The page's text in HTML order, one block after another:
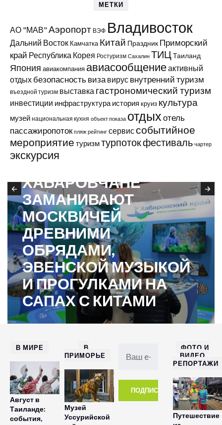
МЕТКИ
АО "МАВ"Аэропорт ВЭФ Владивосток
Дальний Восток Камчатка Китай Праздник Приморский
край Республика Корея Ростуризм Сахалин ТИЦТаиланд
Япония авиакомпания авиасообщениеактивный
отдых безопасность виза вирус внутренний туризм
въездной туризм выставка гастрономический туризм
инвестиции инфраструктура история круиз культура
музей национальная кухня объект показа отдыхотель
пассажиропоток пляж рейтинг сервис событийное
мероприятие туризмтурпотокфестиваль чартер
экскурсия
ОТ ПАРТНЕРОВ
ХАБАРОВЧАНЕ
ЗАМАНИВАЮТ
МОСКВИЧЕЙ
ДРЕВНИМИ
ОБРЯДАМИ,
ЭВЕНСКОЙ МУЗЫКОЙ
И ПРОГУЛКАМИ НА
САПАХ С КИТАМИ
В МИРЕ
Август в
Таиланде:
события,
В
ПРИМОРЬЕ
Музей
Уссурийской
ФОТО И
ВИДЕО
РЕПОРТАЖИ
Путешествие